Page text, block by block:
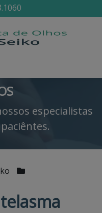
especialistas